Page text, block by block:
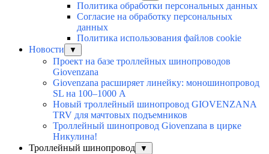
Политика обработки персональных данных
Согласие на обработку персональных
данных
Политика использования файлов cookie
Новости
▼
Проект на базе троллейных шинопроводов
Giovenzana
Giovenzana расширяет линейку: моношинопровод
SL на 100–1000 А
Новый троллейный шинопровод GIOVENZANA
TRV для мачтовых подъемников
Троллейный шинопровод Giovenzana в цирке
Никулина!
Троллейный шинопровод
▼